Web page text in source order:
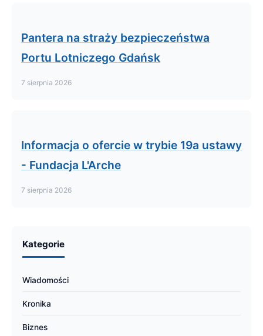
Pantera na straży bezpieczeństwa
Portu Lotniczego Gdańsk
7 sierpnia 2026
Informacja o ofercie w trybie 19a ustawy
- Fundacja L'Arche
7 sierpnia 2026
Kategorie
Wiadomości
Kronika
Biznes